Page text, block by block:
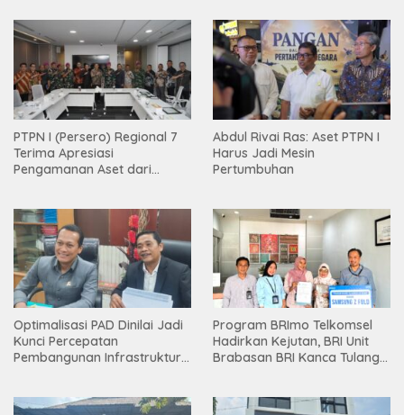
PTPN I (Persero) Regional 7
Terima Apresiasi
Pengamanan Aset dari
Abdul Rivai Ras: Aset PTPN I
Harus Jadi Mesin
Pertumbuhan
Optimalisasi PAD Dinilai Jadi
Kunci Percepatan
Pembangunan Infrastruktur
Program BRImo Telkomsel
Hadirkan Kejutan, BRI Unit
Brabasan BRI Kanca Tulang
Mesuji